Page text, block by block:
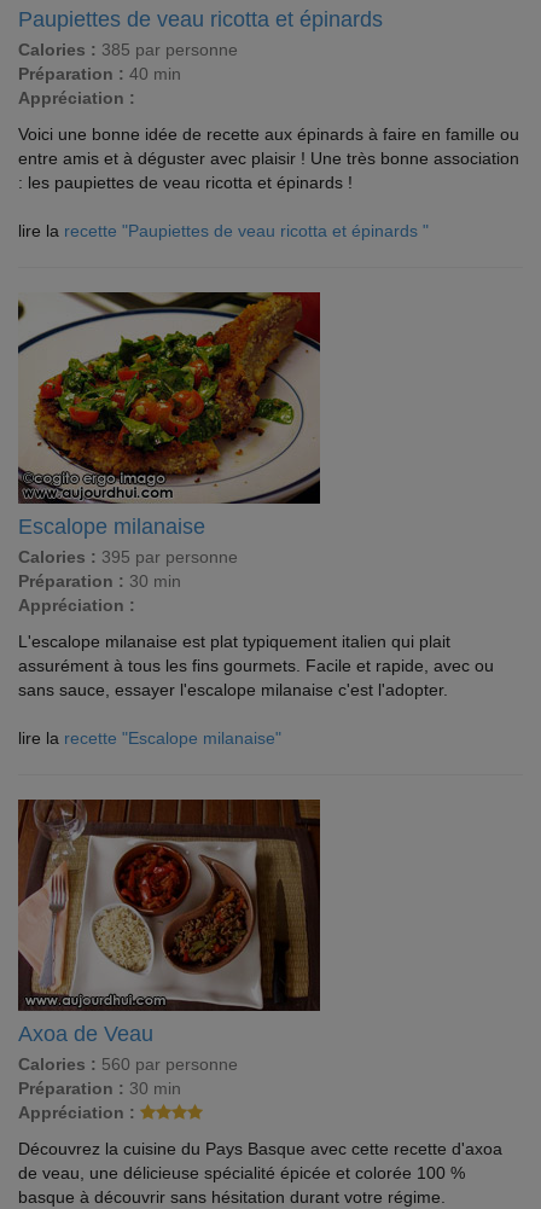
Paupiettes de veau ricotta et épinards
Calories : 385 par personne
Préparation : 40 min
Appréciation :
Voici une bonne idée de recette aux épinards à faire en famille ou
entre amis et à déguster avec plaisir ! Une très bonne association
: les paupiettes de veau ricotta et épinards !
lire la recette "Paupiettes de veau ricotta et épinards "
Escalope milanaise
Calories : 395 par personne
Préparation : 30 min
Appréciation :
L'escalope milanaise est plat typiquement italien qui plait
assurément à tous les fins gourmets. Facile et rapide, avec ou
sans sauce, essayer l'escalope milanaise c'est l'adopter.
lire la recette "Escalope milanaise"
Axoa de Veau
Calories : 560 par personne
Préparation : 30 min
Appréciation :
Découvrez la cuisine du Pays Basque avec cette recette d'axoa
de veau, une délicieuse spécialité épicée et colorée 100 %
basque à découvrir sans hésitation durant votre régime.